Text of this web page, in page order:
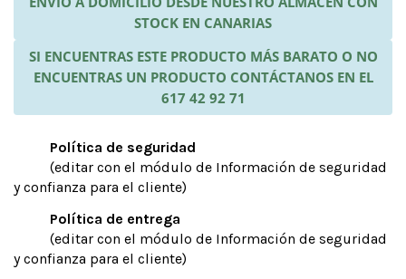
STOCK EN CANARIAS
SI ENCUENTRAS ESTE PRODUCTO MÁS BARATO O NO
ENCUENTRAS UN PRODUCTO CONTÁCTANOS EN EL
617 42 92 71
Política de seguridad
(editar con el módulo de Información de seguridad
y confianza para el cliente)
Política de entrega
(editar con el módulo de Información de seguridad
y confianza para el cliente)